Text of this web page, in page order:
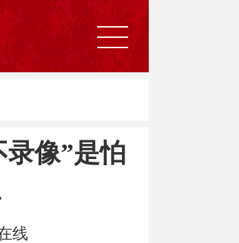
像”是怕
线